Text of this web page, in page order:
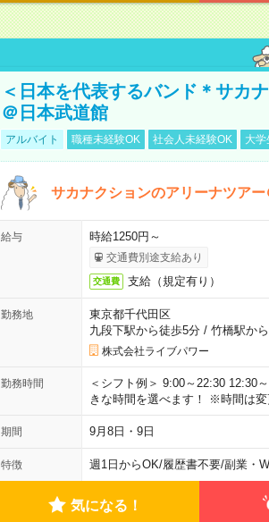
＜日本を代表するバンド＊サカ
＠日本武道館
アルバイト 職種未経験OK 社会人未経験OK 大学
サカナクションのアリーナツア
給与 時給1250円～
交通費別途支給あり
交通費 支給（規定有り）
勤務地
東京都千代田区
九段下駅から徒歩5分/ 竹橋駅か
株式会社ライブパワー
勤務時間
＜シフト例＞ 9:00～22:30 12:30
きな時間を選べます！ ※時間は
期間 9月8日・9日
特徴 週1日からOK/履歴書不要/副業・
気になる！